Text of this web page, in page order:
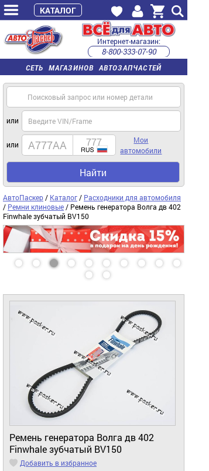
СЕТЬ МАГАЗИНОВ АВТОЗАПЧАСТЕЙ
Интернет-магазин:
8-800-333-07-90
часы работы с 9:00 до 22:00 (пн-пт)
или
или
Мои
автомобили
Найти
АвтоПаскер / Каталог / Расходники для автомобиля
/ Ремни клиновые / Ремень генератора Волга дв 402
Finwhale зубчатый BV150
Ремень генератора Волга дв 402
Finwhale зубчатый BV150
Добавить в избранное
КАТАЛОГ